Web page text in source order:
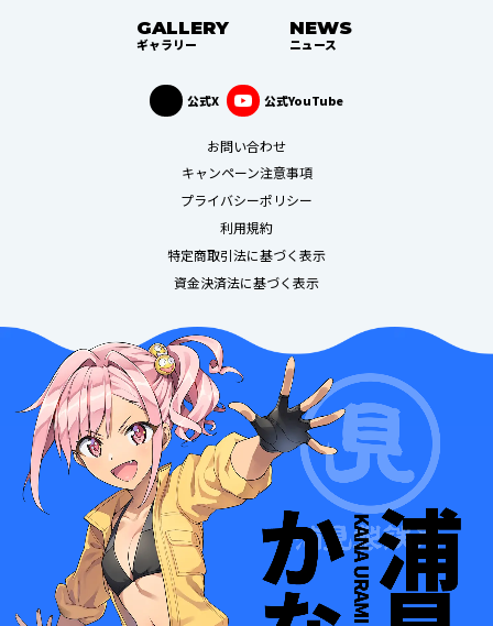
GALLERY
ギャラリー
NEWS
ニュース
公式X 公式YouTube
お問い合わせ
キャンペーン注意事項
プライバシーポリシー
利用規約
特定商取引法に基づく表示
資金決済法に基づく表示